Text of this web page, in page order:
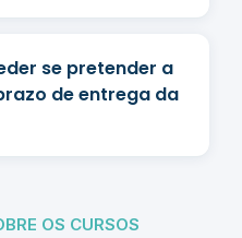
se pretender a
de entrega da
OS CURSOS